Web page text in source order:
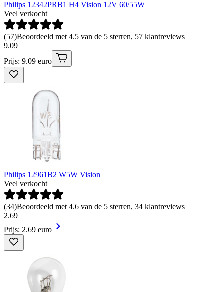
Philips 12342PRB1 H4 Vision 12V 60/55W
Veel verkocht
(57)Beoordeeld met 4.5 van de 5 sterren, 57 klantreviews
9.09
Prijs: 9.09 euro
Philips 12961B2 W5W Vision
Veel verkocht
(34)Beoordeeld met 4.6 van de 5 sterren, 34 klantreviews
2.69
Prijs: 2.69 euro